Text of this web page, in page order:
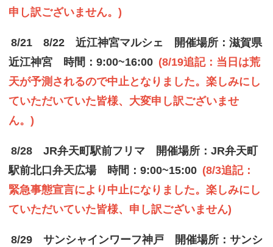
申し訳ございません。)
8/21 8/22 近江神宮マルシェ 開催場所：滋賀県
近江神宮 時間：9:00~16:00 (8/19追記：当日は荒
天が予測されるので中止となりました。楽しみにし
ていただいていた皆様、大変申し訳ございませ
ん。)
8/28 JR弁天町駅前フリマ 開催場所：JR弁天町
駅前北口弁天広場 時間：9:00~15:00 (8/3追記：
緊急事態宣言により中止になりました。楽しみにし
ていただいていた皆様、申し訳ございません)
8/29 サンシャインワーフ神戸 開催場所：サンシ